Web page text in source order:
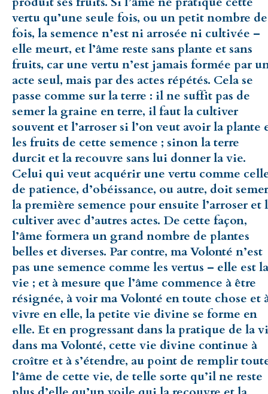
vertu qu’une seule fois, ou un petit nombre de
fois, la semence n’est ni arrosée ni cultivée –
elle meurt, et l’âme reste sans plante et sans
fruits, car une vertu n’est jamais formée par
acte seul, mais par des actes répétés. Cela se
passe comme sur la terre : il ne suffit pas de
semer la graine en terre, il faut la cultiver
souvent et l’arroser si l’on veut avoir la plante
les fruits de cette semence ; sinon la terre
durcit et la recouvre sans lui donner la vie.
Celui qui veut acquérir une vertu comme
de patience, d’obéissance, ou autre, doit semer
la première semence pour ensuite l’arroser et
cultiver avec d’autres actes. De cette façon,
l’âme formera un grand nombre de plantes
belles et diverses. Par contre, ma Volonté n’est
pas une semence comme les vertus – elle est la
vie ; et à mesure que l’âme commence à être
résignée, à voir ma Volonté en toute chose et
vivre en elle, la petite vie divine se forme en
elle. Et en progressant dans la pratique de la
dans ma Volonté, cette vie divine continue à
croître et à s’étendre, au point de remplir
l’âme de cette vie, de telle sorte qu’il ne reste